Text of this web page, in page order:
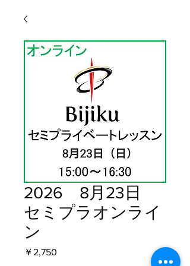
2026 8月23日
セミプラオンライ
ン
￥2,750